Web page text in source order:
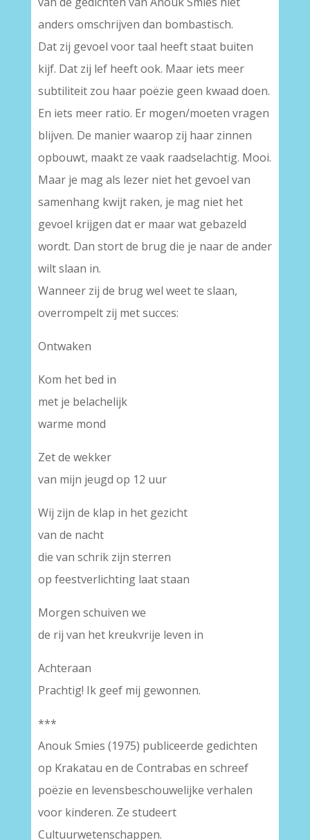
anders omschrijven dan bombastisch.
Dat zij gevoel voor taal heeft staat buiten
kijf. Dat zij lef heeft ook. Maar iets meer
subtiliteit zou haar poëzie geen kwaad doen.
En iets meer ratio. Er mogen/moeten vragen
blijven. De manier waarop zij haar zinnen
opbouwt, maakt ze vaak raadselachtig. Mooi.
Maar je mag als lezer niet het gevoel van
samenhang kwijt raken, je mag niet het
gevoel krijgen dat er maar wat gebazeld
wordt. Dan stort de brug die je naar de ander
wilt slaan in.
Wanneer zij de brug wel weet te slaan,
overrompelt zij met succes:
Ontwaken
Kom het bed in
met je belachelijk
warme mond
Zet de wekker
van mijn jeugd op 12 uur
Wij zijn de klap in het gezicht
van de nacht
die van schrik zijn sterren
op feestverlichting laat staan
Morgen schuiven we
de rij van het kreukvrije leven in
Achteraan
Prachtig! Ik geef mij gewonnen.
***
Anouk Smies (1975) publiceerde gedichten
op Krakatau en de Contrabas en schreef
poëzie en levensbeschouwelijke verhalen
voor kinderen. Ze studeert
Cultuurwetenschappen.